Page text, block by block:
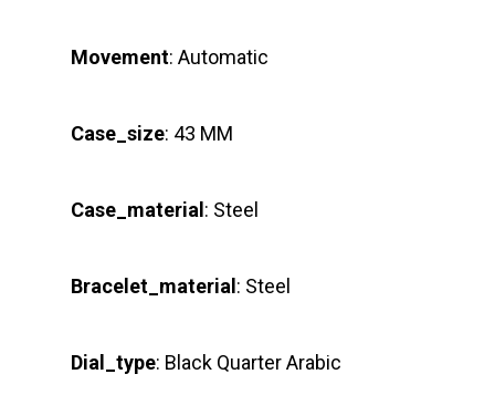
Movement: Automatic
Case_size: 43 MM
Case_material: Steel
Bracelet_material: Steel
Dial_type: Black Quarter Arabic